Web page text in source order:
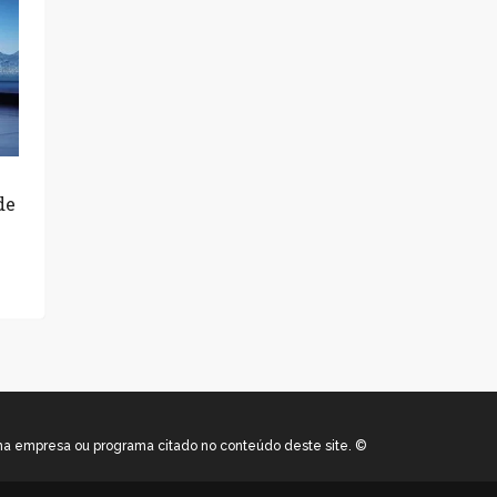
empresa ou programa citado no conteúdo deste site. ©